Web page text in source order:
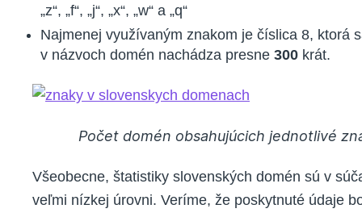
„z“, „f“, „j“, „x“, „w“ a „q“
Najmenej využívaným znakom je číslica 8, ktorá
v názvoch domén nachádza presne 300 krát.
Počet domén obsahujúcich jednotlivé
Všeobecne, štatistiky slovenských domén sú v
veľmi nízkej úrovni. Veríme, že poskytnuté údaje